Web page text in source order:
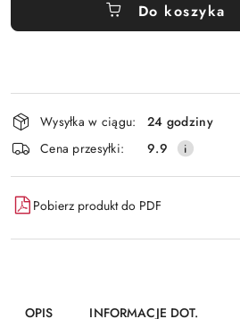
Do koszyka
Wyślij
Dostępność
i
dostawa
Wysyłka w ciągu:
24 godziny
Cena przesyłki:
9.9
Pobierz produkt do PDF
OPIS
INFORMACJE DOT.